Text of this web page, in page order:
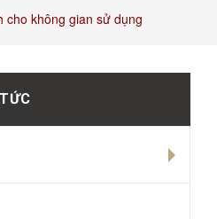
cho không gian sử dụng